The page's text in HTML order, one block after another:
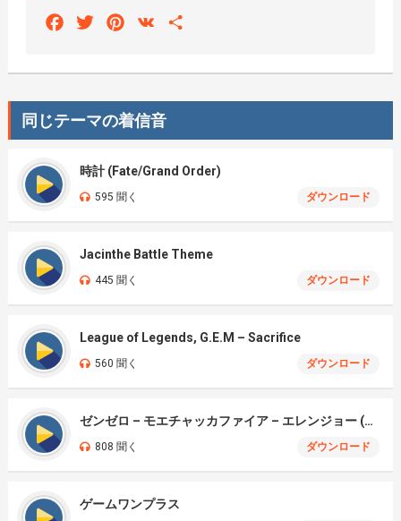
FacebookTwitterPinterest
VK
同じテーマの着信音
時計 (Fate/Grand Order)
595 聞く ダウンロード
Jacinthe Battle Theme
445 聞く ダウンロード
League of Legends, G.E.M – Sacrifice
560 聞く ダウンロード
ゼンゼロ – モエチャッカファイア – エレンジョー (cover)
808 聞く ダウンロード
ゲームワンプラス